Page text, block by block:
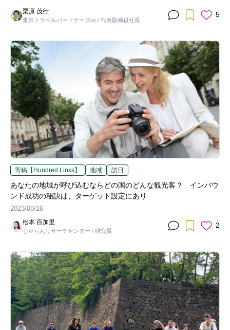
栗原 茂行
東京トラベルパートナーズ㈱ / 代表取締役社長
5
寄稿【Hundred Links】 地域 訪日
あなたの地域が呼び込むならどの国のどんな観光客？ インバウ
ンド成功の秘訣は、ターゲット設定にあり
2023/08/16
松本 百加里
じゃらんリサーチセンター / 研究員
2